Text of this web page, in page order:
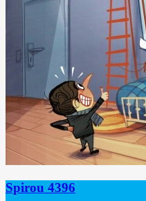
Spirou 4396